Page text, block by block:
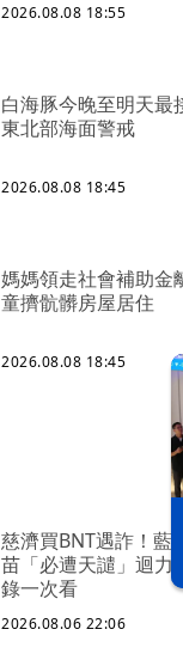
漢光42演習
2026.08.08 18:55
白海豚今晚至明天最
東北部海面警戒
2026.08.08 18:45
媽媽領走社會補助
童擠骯髒房屋居住
2026.08.08 18:45
慈濟買BNT遇詐！藍
苗「必遭天譴」迴力
錄一次看
2026.08.06 22:06